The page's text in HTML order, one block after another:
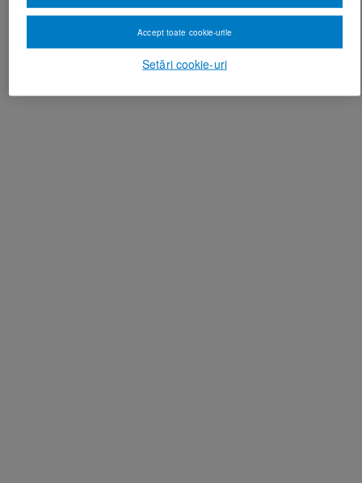
Setări cookie-uri
Accept toate cookie-urile